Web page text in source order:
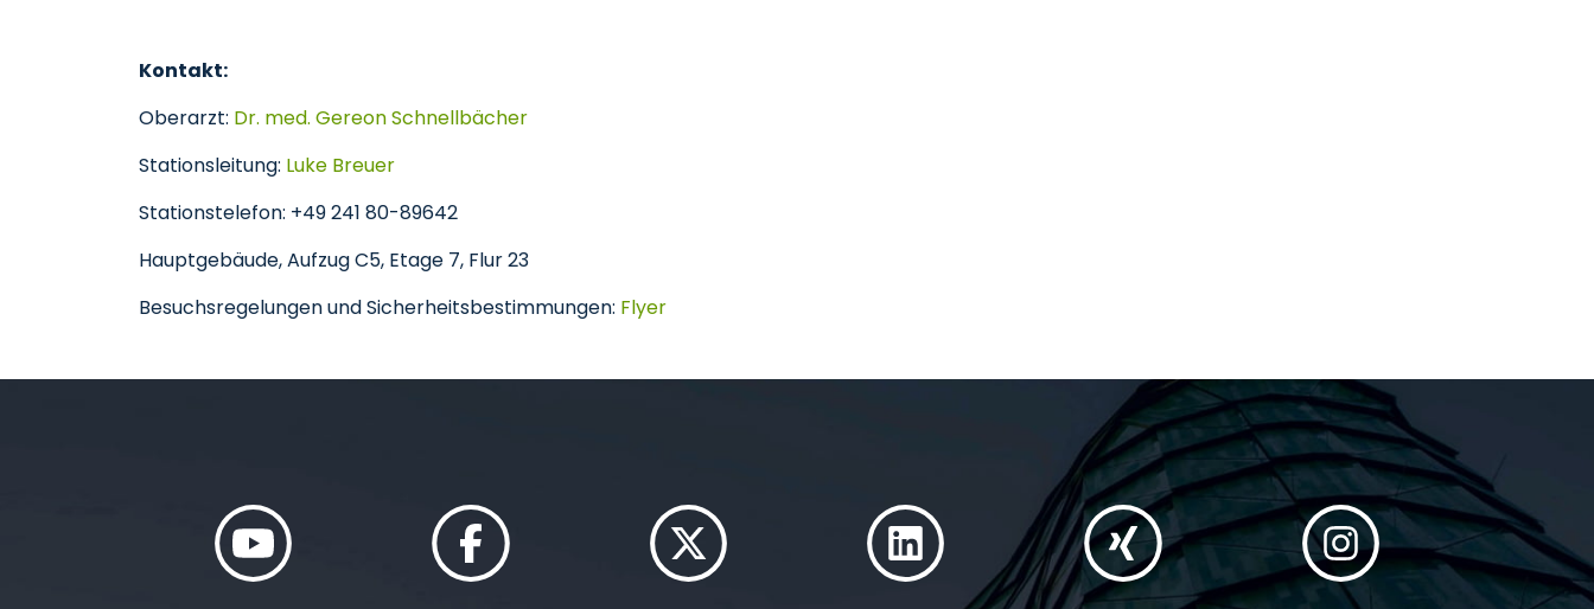
Kontakt:
Oberarzt: Dr. med. Gereon Schnellbächer
Stationsleitung: Luke Breuer
Stationstelefon: +49 241 80-89642
Hauptgebäude, Aufzug C5, Etage 7, Flur 23
Besuchsregelungen und Sicherheitsbestimmungen: Flyer